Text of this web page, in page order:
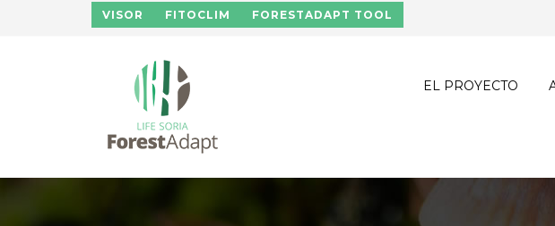
Pasar al contenido principal
VISOR FITOCLIM FORESTADAPT TOOL
EL PROYECTO